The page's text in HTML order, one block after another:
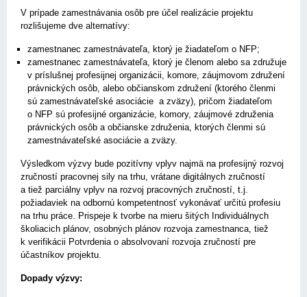
V prípade zamestnávania osôb pre účel realizácie projektu
rozlišujeme dve alternatívy:
zamestnanec zamestnávateľa, ktorý je žiadateľom o NFP;
zamestnanec zamestnávateľa, ktorý je členom alebo sa združuje
v príslušnej profesijnej organizácii, komore, záujmovom združení
právnických osôb, alebo občianskom združení (ktorého členmi
sú zamestnávateľské asociácie a zväzy), pričom žiadateľom
o NFP sú profesijné organizácie, komory, záujmové združenia
právnických osôb a občianske združenia, ktorých členmi sú
zamestnávateľské asociácie a zväzy.
Výsledkom výzvy bude pozitívny vplyv najmä na profesijný rozvoj
zručností pracovnej sily na trhu, vrátane digitálnych zručností
a tiež parciálny vplyv na rozvoj pracovných zručností, t.j.
požiadaviek na odbornú kompetentnosť vykonávať určitú profesiu
na trhu práce. Prispeje k tvorbe na mieru šitých Individuálnych
školiacich plánov, osobných plánov rozvoja zamestnanca, tiež
k verifikácii Potvrdenia o absolvovaní rozvoja zručností pre
účastníkov projektu.
Dopady výzvy: